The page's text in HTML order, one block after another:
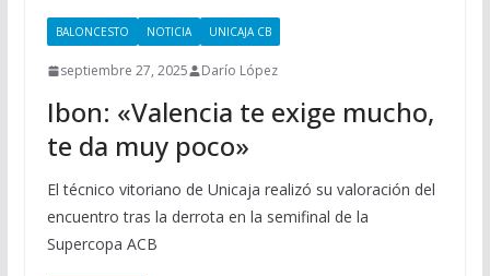
BALONCESTO NOTICIA UNICAJA CB
septiembre 27, 2025 Darío López
Ibon: «Valencia te exige mucho,
te da muy poco»
El técnico vitoriano de Unicaja realizó su valoración del
encuentro tras la derrota en la semifinal de la
Supercopa ACB